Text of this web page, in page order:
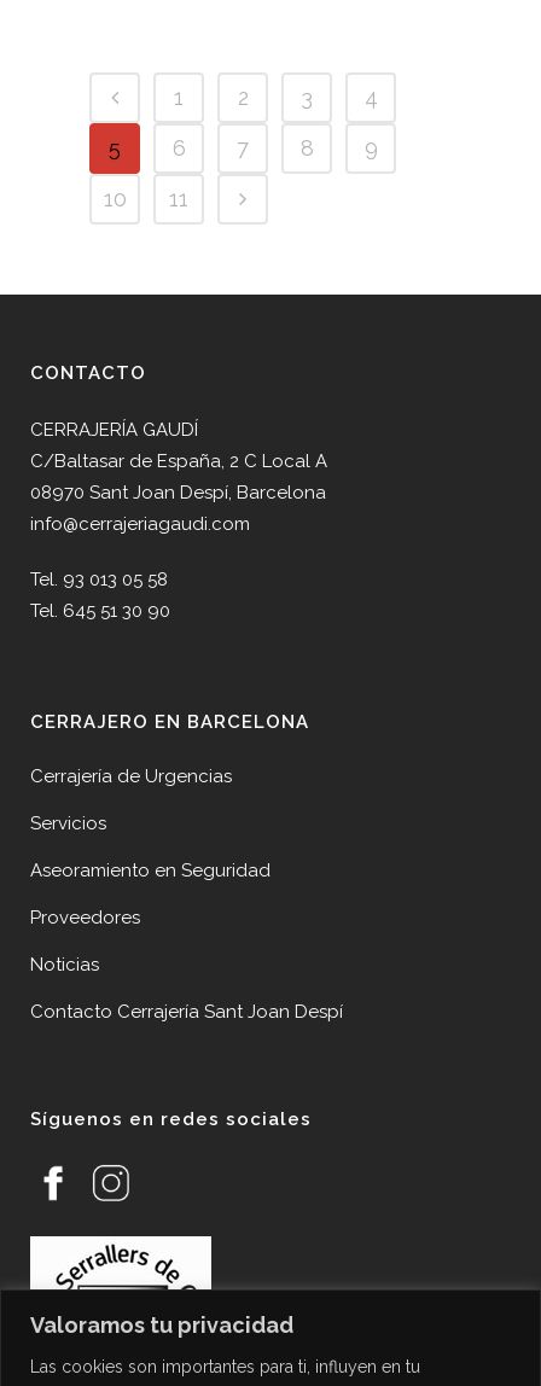
Valoramos tu privacidad
Las cookies son importantes para ti, influyen en tu
1 2 3
4
5
6 7 8
9
10
11
CONTACTO
CERRAJERÍA GAUDÍ
C/Baltasar de España, 2 C Local A
08970 Sant Joan Despí, Barcelona
info@cerrajeriagaudi.com
Tel. 93 013 05 58
Tel. 645 51 30 90
CERRAJERO EN BARCELONA
Cerrajería de Urgencias
Servicios
Aseoramiento en Seguridad
Proveedores
Noticias
Contacto Cerrajería Sant Joan Despí
Síguenos en redes sociales